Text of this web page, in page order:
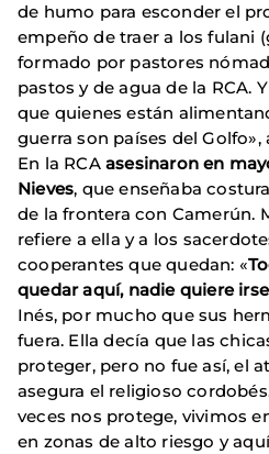
de humo para esconder el
empeño de traer a los fulani
formado por pastores
pastos y de agua de la RCA.
que quienes están
guerra son países del Golfo»,
En la RCA asesinaron en
Nieves, que enseñaba
de la frontera con Camerún.
refiere a ella y a los
cooperantes que quedan: «
quedar aquí, nadie quiere irse
Inés, por mucho que sus
fuera. Ella decía que las
proteger, pero no fue así, el
asegura el religioso
veces nos protege, vivimos
en zonas de alto riesgo y